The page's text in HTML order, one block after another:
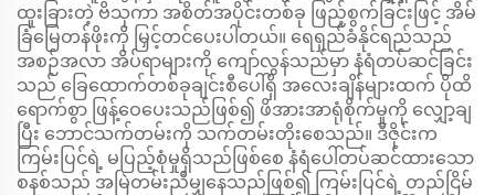
ထူးခြားတဲ့ ဗိသုကာ အစိတ်အပိုင်းတစ်ခု ဖြည့်စွက်ခြင်းဖြင့် အိမ်
ခြံမြေတန်ဖိုးကို မြှင့်တင်ပေးပါတယ်။ ရေရှည်ခံနိုင်ရည်သည်
အစဉ်အလာ အိပ်ရာများကို ကျော်လွန်သည်မှာ နံရံတပ်ဆင်ခြင်း
သည် ခြေထောက်တစ်ခုချင်းစီပေါ်ရှိ အလေးချိန်များထက် ပိုထိ
ရောက်စွာ ဖြန့်ဝေပေးသည်ဖြစ်၍ ဖိအားအာရုံစိုက်မှုကို လျှော့ချ
ပြီး ဘောင်သက်တမ်းကို သက်တမ်းတိုးစေသည်။ ဒီဇိုင်းက
ကြမ်းပြင်ရဲ့ မပြည့်စုံမှုရှိသည်ဖြစ်စေ နံရံပေါ်တပ်ဆင်ထားသော
စနစ်သည် အမြဲတမ်းညီမျှနေသည်ဖြစ်၍ ကြမ်းပြင်ရဲ့ တည်ငြိမ်